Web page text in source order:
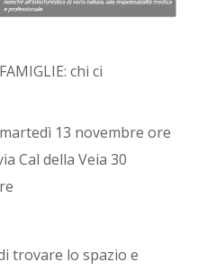
chi ci
13 novembre ore
Cal della Veia 30
trovare lo spazio e